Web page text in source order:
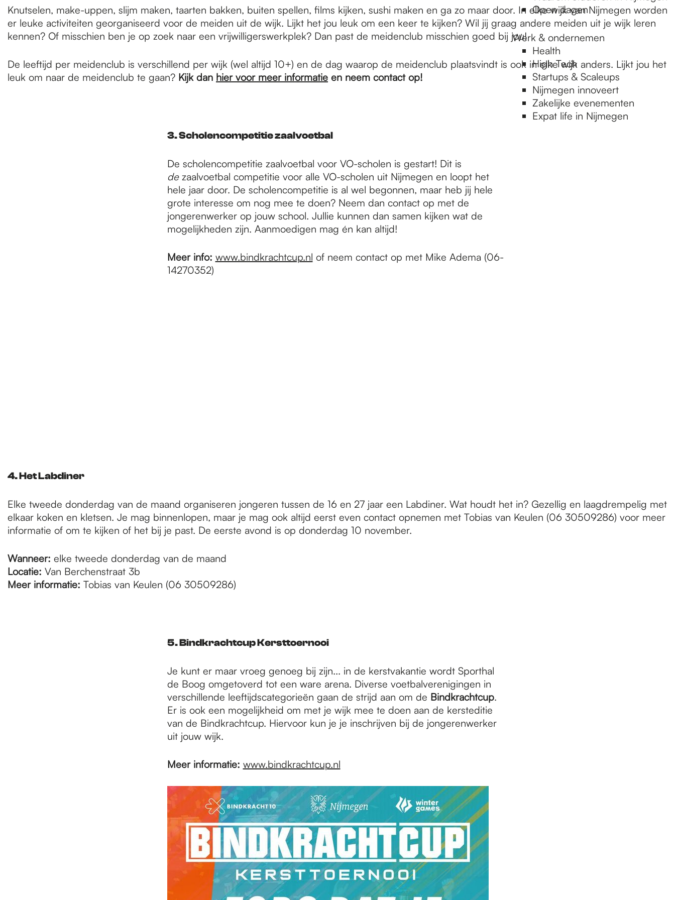
Open dagen
Werk & ondernemen
Health
High Tech
Startups & Scaleups
Nijmegen innoveert
Zakelijke evenementen
Expat life in Nijmegen
Knutselen, make-uppen, slijm maken, taarten bakken, buiten spellen, films kijken, sushi maken en ga zo maar door. In elke wijk van Nijmegen worden
er leuke activiteiten georganiseerd voor de meiden uit de wijk. Lijkt het jou leuk om een keer te kijken? Wil jij graag andere meiden uit je wijk leren
kennen? Of misschien ben je op zoek naar een vrijwilligerswerkplek? Dan past de meidenclub misschien goed bij jou!
De leeftijd per meidenclub is verschillend per wijk (wel altijd 10+) en de dag waarop de meidenclub plaatsvindt is ook in elke wijk anders. Lijkt jou het
leuk om naar de meidenclub te gaan? Kijk dan hier voor meer informatie en neem contact op!
3. Scholencompetitie zaalvoetbal
De scholencompetitie zaalvoetbal voor VO-scholen is gestart! Dit is
dezaalvoetbal competitie voor alle VO-scholen uit Nijmegen en loopt het
hele jaar door. De scholencompetitie is al wel begonnen, maar heb jij hele
grote interesse om nog mee te doen? Neem dan contact op met de
jongerenwerker op jouw school. Jullie kunnen dan samen kijken wat de
mogelijkheden zijn. Aanmoedigen mag én kan altijd!
Meer info: www.bindkrachtcup.nl of neem contact op met Mike Adema (06-
14270352)
4. Het Labdiner
Elke tweede donderdag van de maand organiseren jongeren tussen de 16 en 27 jaar een Labdiner. Wat houdt het in? Gezellig en laagdrempelig met
elkaar koken en kletsen. Je mag binnenlopen, maar je mag ook altijd eerst even contact opnemen met Tobias van Keulen (06 30509286) voor meer
informatie of om te kijken of het bij je past. De eerste avond is op donderdag 10 november.
Wanneer: elke tweede donderdag van de maand
Locatie: Van Berchenstraat 3b
Meer informatie: Tobias van Keulen (06 30509286)
5. Bindkrachtcup Kersttoernooi
Je kunt er maar vroeg genoeg bij zijn... in de kerstvakantie wordt Sporthal
de Boog omgetoverd tot een ware arena. Diverse voetbalverenigingen in
verschillende leeftijdscategorieën gaan de strijd aan om de Bindkrachtcup.
Er is ook een mogelijkheid om met je wijk mee te doen aan de kersteditie
van de Bindkrachtcup. Hiervoor kun je je inschrijven bij de jongerenwerker
uit jouw wijk.
Meer informatie: www.bindkrachtcup.nl